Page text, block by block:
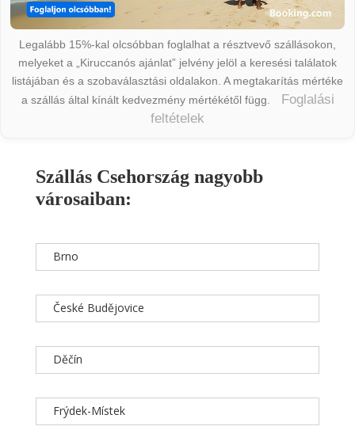
Legalább 15%-kal olcsóbban foglalhat a résztvevő szállásokon,
melyeket a „Kiruccanós ajánlat” jelvény jelöl a keresési találatok
listájában és a szobaválasztási oldalakon. A megtakarítás mértéke
a szállás által kínált kedvezmény mértékétől függ.
Foglalási
feltételek
Szállás Csehország nagyobb
városaiban:
Brno
České Budějovice
Děčín
Frýdek-Místek